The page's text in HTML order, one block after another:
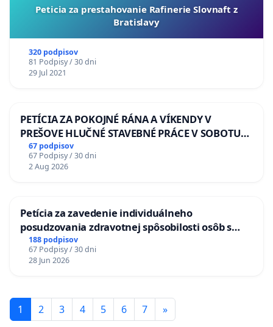
Peticia za prestahovanie Rafinerie Slovnaft z
Bratislavy
320 podpisov
81 Podpisy / 30 dni
29 Jul 2021
PETÍCIA ZA POKOJNÉ RÁNA A VÍKENDY V
PREŠOVE HLUČNÉ STAVEBNÉ PRÁCE V SOBOTU
LEN OD 9.00 DO 13.00 HOD., CEZ PRACOVNÝ
TÝŽDEŇ CIEĽ 8.00 – 18.00 HOD. A PRAVIDELNÁ
KONTROLA STAVBY C-AREA NA
67 podpisov
67 Podpisy / 30 dni
2 Aug 2026
Petícia za zavedenie individuálneho
posudzovania zdravotnej spôsobilosti osôb s
diabetom 1. a 2. typu pri prijímaní do
Policajného zboru SR
188 podpisov
67 Podpisy / 30 dni
28 Jun 2026
1 2 3 4 5 6 7 »